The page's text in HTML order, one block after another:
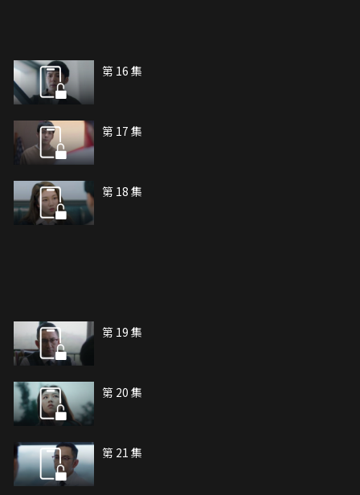
第 16 集
第 17 集
第 18 集
第 19 集
第 20 集
第 21 集